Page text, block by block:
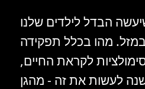
הבדל לילדים שלנו
מהו בכלל תפקידה
לקראת החיים,
לכולם נקודת זינוק? יש לה משהו כמו 17 שנה לעשות את זה - מהגן